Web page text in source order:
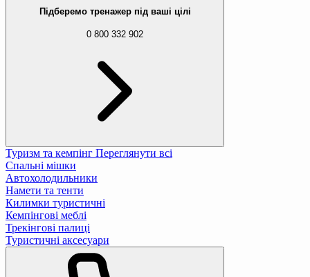
Підберемо тренажер під ваші цілі
0 800 332 902
Туризм та кемпінг Переглянути всі
Спальні мішки
Автохолодильники
Намети та тенти
Килимки туристичні
Кемпінгові меблі
Трекінгові палиці
Туристичні аксесуари